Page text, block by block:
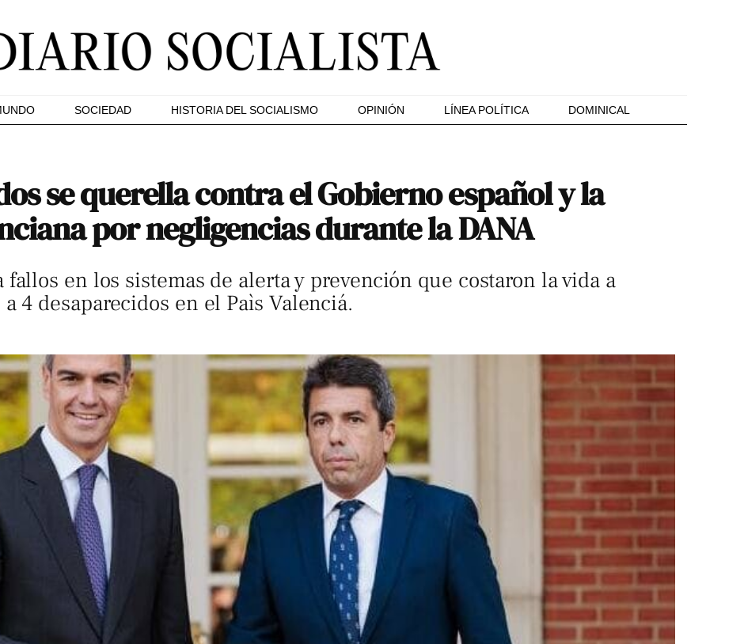
SOCIEDAD HISTORIA DEL SOCIALISMO OPINIÓN LÍNEA POLÍTICA DOMINICAL
se querella contra el Gobierno español y la
por negligencias durante la DANA
en los sistemas de alerta y prevención que costaron la vida a
4 desaparecidos en el Paìs Valenciá.